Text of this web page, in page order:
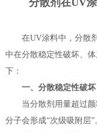
分散剂在UV
在UV涂料中，分散剂
中在分散稳定性破坏、
下：
一、分散稳定性破
当分散剂用量超过颜
分子会形成“次级吸附层